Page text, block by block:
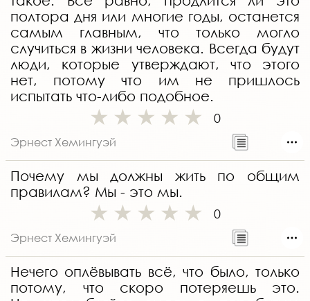
полтора дня или многие годы, останется
самым главным, что только могло
случиться в жизни человека. Всегда будут
люди, которые утверждают, что этого
нет, потому что им не пришлось
испытать что-либо подобное.
0
Эрнест Хемингуэй
Почему мы должны жить по общим
правилам? Мы - это мы.
0
Эрнест Хемингуэй
Нечего оплёвывать всё, что было, только
потому, что скоро потеряешь это.